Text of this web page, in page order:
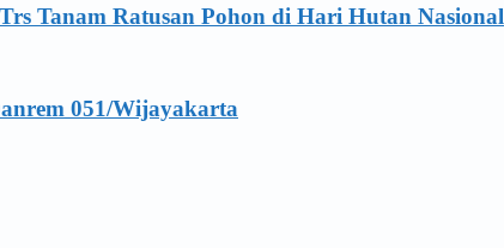
Tanam Ratusan Pohon di Hari Hutan Nasional
051/Wijayakarta